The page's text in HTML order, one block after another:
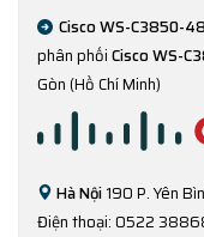
Cisco WS-C3850-
phân phốiCisco WS-
Gòn (Hồ Chí Minh)
Hà Nội190 P. Yên
Điện thoại: 0522